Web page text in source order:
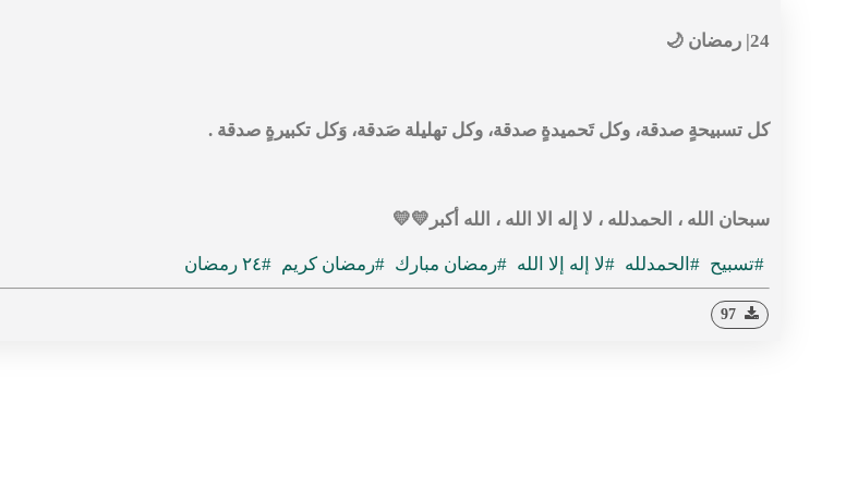
‏كل تسبيحةٍ صدقة، وكل تَحميدةٍ صدقة، وكل تهليلة صَدقة، وَكل تكبيرةٍ صدقة .
‏سبحان الله ، الحمدلله ، لا إله الا الله ، الله أكبر💛💛
#تسبيح #الحمدلله #لا إله إلا الله #رمضان مبارك #رمضان كريم #٢٤ رمضان